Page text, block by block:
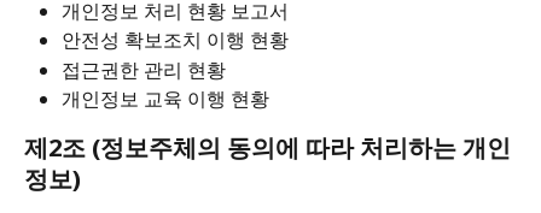
개인정보 처리 현황 보고서
안전성 확보조치 이행 현황
접근권한 관리 현황
개인정보 교육 이행 현황
제2조 (정보주체의 동의에 따라 처리하는 개인
정보)